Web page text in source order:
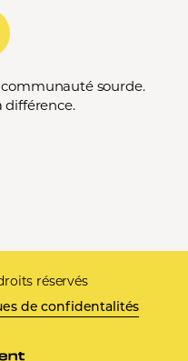
sourde.
différence.
réservés
de confidentalités